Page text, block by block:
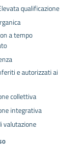
qualificazione
a tempo
e autorizzati ai
collettiva
integrativa
valutazione